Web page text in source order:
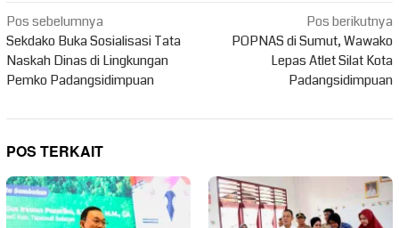
Navigasi
pos
Pos sebelumnya
Sekdako Buka Sosialisasi Tata
Naskah Dinas di Lingkungan
Pemko Padangsidimpuan
Pos berikutnya
POPNAS di Sumut, Wawako
Lepas Atlet Silat Kota
Padangsidimpuan
POS TERKAIT